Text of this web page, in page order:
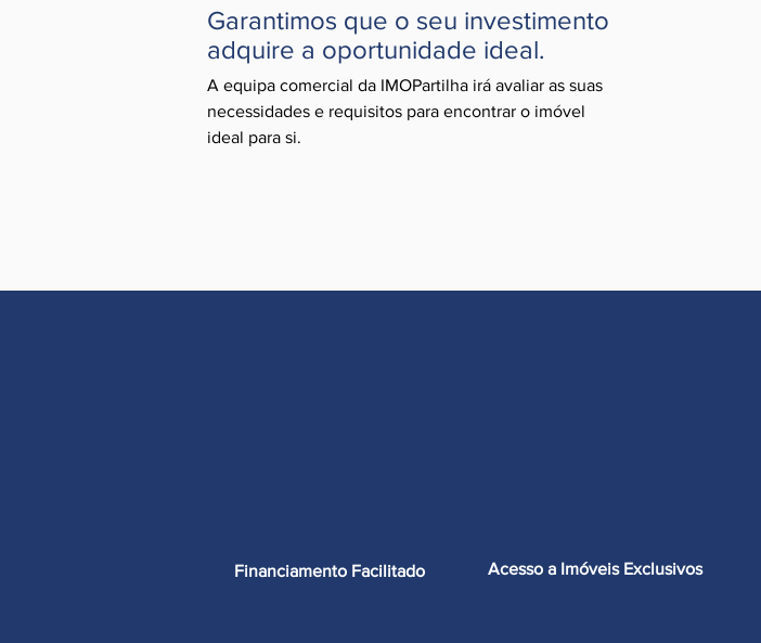
Garantimos que o seu investimento
adquire a oportunidade ideal.
A equipa comercial da IMOPartilha irá avaliar as suas
necessidades e requisitos para encontrar o imóvel
ideal para si.
Financiamento Facilitado Acesso a Imóveis Exclusivos